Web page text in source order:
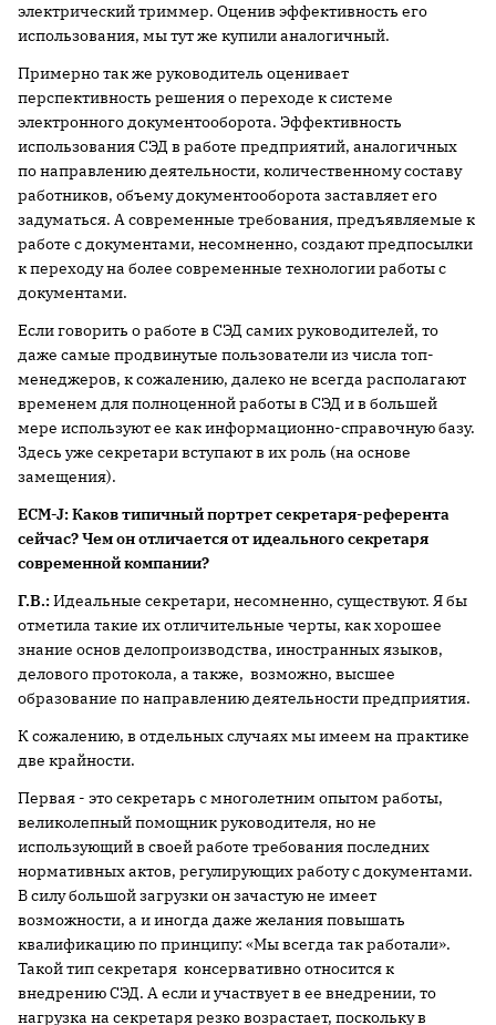
электрический триммер. Оценив эффективность его
использования, мы тут же купили аналогичный.
Примерно так же руководитель оценивает
перспективность решения о переходе к системе
электронного документооборота. Эффективность
использования СЭД в работе предприятий, аналогичных
по направлению деятельности, количественному составу
работников, объему документооборота заставляет его
задуматься. А современные требования, предъявляемые к
работе с документами, несомненно, создают предпосылки
к переходу на более современные технологии работы с
документами.
Если говорить о работе в СЭД самих руководителей, то
даже самые продвинутые пользователи из числа топ-
менеджеров, к сожалению, далеко не всегда располагают
временем для полноценной работы в СЭД и в большей
мере используют ее как информационно-справочную базу.
Здесь уже секретари вступают в их роль (на основе
замещения).
ECM-J: Каков типичный портрет секретаря-референта
сейчас? Чем он отличается от идеального секретаря
современной компании?
Г.В.:Идеальные секретари, несомненно, существуют. Я бы
отметила такие их отличительные черты, как хорошее
знание основ делопроизводства, иностранных языков,
делового протокола, а также, возможно, высшее
образование по направлению деятельности предприятия.
К сожалению, в отдельных случаях мы имеем на практике
две крайности.
Первая - это секретарь с многолетним опытом работы,
великолепный помощник руководителя, но не
использующий в своей работе требования последних
нормативных актов, регулирующих работу с документами.
В силу большой загрузки он зачастую не имеет
возможности, а и иногда даже желания повышать
квалификацию по принципу: «Мы всегда так работали».
Такой тип секретаря консервативно относится к
внедрению СЭД. А если и участвует в ее внедрении, то
нагрузка на секретаря резко возрастает, поскольку в